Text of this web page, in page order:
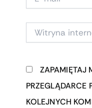
MAIL*
WITRYNA
INTERNETOWA
ZAPAMIĘTAJ
PRZEGLĄDARCE
KOLEJNYCH